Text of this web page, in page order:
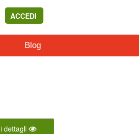
ACCEDI
Blog
dettagli